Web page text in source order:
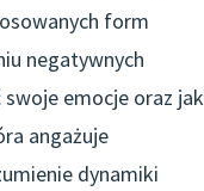
form
negatywnych
emocje oraz jak
angażuje
dynamiki